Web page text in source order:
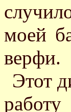
моей
верфи.
Этот